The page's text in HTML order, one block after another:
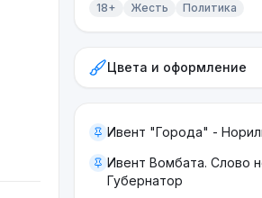
18+ Жесть Политика
ЖестьЦвета и оформление
Ивент "Города" -
Ивент Вомбата. Слово
Губернатор